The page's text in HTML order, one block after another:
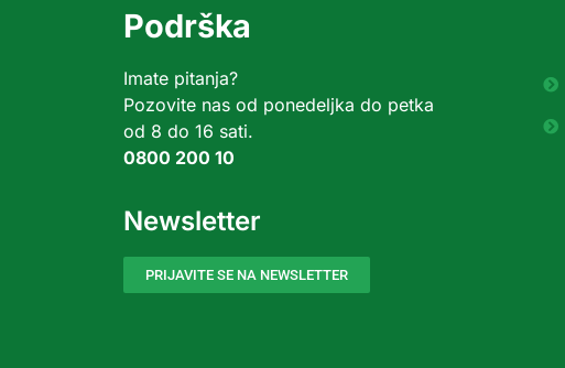
Podrška
Imate pitanja?
Pozovite nas od ponedeljka do petka
od 8 do 16 sati.
0800 200 10
Newsletter
PRIJAVITE SE NA NEWSLETTER